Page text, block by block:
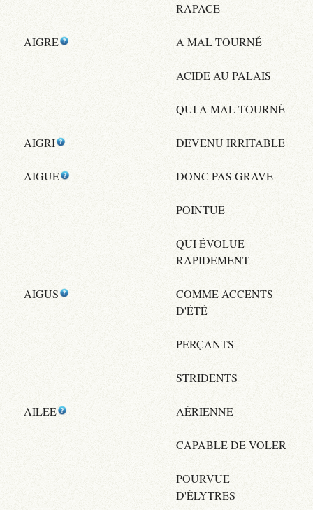
RAPACE
AIGRE A MAL TOURNÉ
ACIDE AU PALAIS
QUI A MAL TOURNÉ
AIGRI DEVENU IRRITABLE
AIGUE DONC PAS GRAVE
POINTUE
QUI ÉVOLUE
RAPIDEMENT
AIGUS
COMME ACCENTS
D'ÉTÉ
PERÇANTS
STRIDENTS
AILEE AÉRIENNE
CAPABLE DE VOLER
POURVUE
D'ÉLYTRES